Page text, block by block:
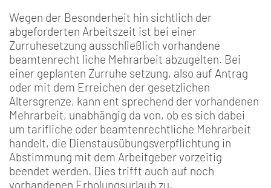
Wegen der Besonderheit hin­ sichtlich der
abgeforderten Arbeitszeit ist bei einer
Zurruhesetzung ausschließlich vorhandene
beamtenrecht­ liche Mehrarbeit abzugelten. Bei
einer geplanten Zurruhe­ setzung, also auf Antrag
oder mit dem Erreichen der gesetz­lichen
Altersgrenze, kann ent­ sprechend der vorhandenen
Mehrarbeit, unabhängig da­ von, ob es sich dabei
um tarif­liche oder beamtenrechtliche Mehrarbeit
handelt, die Dienstausübungsverpflichtung in
Abstimmung mit dem Arbeitgeber vorzeitig
beendet werden. Dies trifft auch auf noch
vorhandenen Erholungs­urlaub zu.